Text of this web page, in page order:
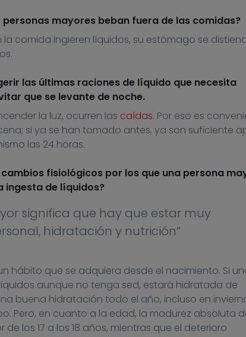
mayores beban fuera de las comidas?
comida ingieren líquidos, su estómago se
las últimas raciones de líquido que necesita
que se levante de noche.
la luz, ocurren las caídas. Por eso es
si ya se han tomado antes, ya son suficiente
las 24 horas.
fisiológicos por los que una persona
ingesta de líquidos?
significa que hay que estar muy
hidratación y nutrición”
hábito que se adquiera desde el nacimiento. Si
aunque no tenga sed, estará hidratada de
buena hidratación todo el año, incluso en
Pero, en cuanto a la edad, la madurez absoluta
los 17 a los 18 años, mientras que el deterioro